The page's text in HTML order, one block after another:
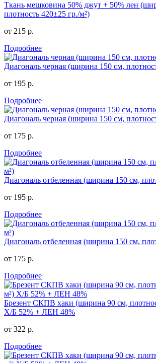
Ткань мешковина 50% джут + 50% лен
плотность 420±25 гр./м²)
от 215 р.
Подробнее
Диагональ черная (ширина 150 см,
от 195 р.
Подробнее
Диагональ черная (ширина 150 см,
от 175 р.
Подробнее
Диагональ отбеленная (ширина 150 см,
от 195 р.
Подробнее
Диагональ отбеленная (ширина 150 см,
от 175 р.
Подробнее
Брезент СКПВ хаки (ширина 90 см,
Х/Б 52% + ЛЕН 48%
от 322 р.
Подробнее